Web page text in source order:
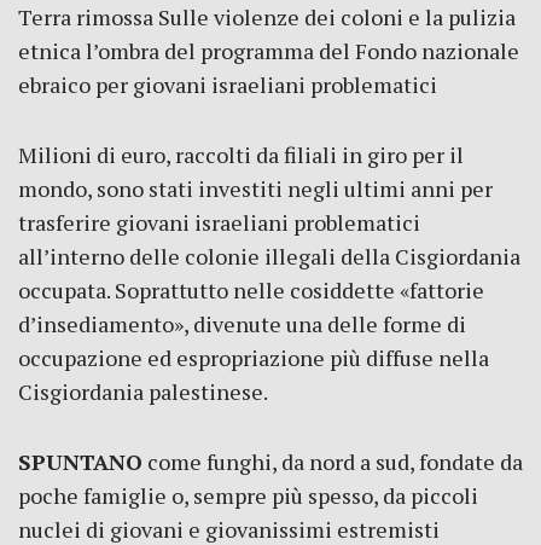
Terra rimossa Sulle violenze dei coloni e la pulizia
etnica l’ombra del programma del Fondo nazionale
ebraico per giovani israeliani problematici
Milioni di euro, raccolti da filiali in giro per il
mondo, sono stati investiti negli ultimi anni per
trasferire giovani israeliani problematici
all’interno delle colonie illegali della Cisgiordania
occupata. Soprattutto nelle cosiddette «fattorie
d’insediamento», divenute una delle forme di
occupazione ed espropriazione più diffuse nella
Cisgiordania palestinese.
SPUNTANO come funghi, da nord a sud, fondate da
poche famiglie o, sempre più spesso, da piccoli
nuclei di giovani e giovanissimi estremisti